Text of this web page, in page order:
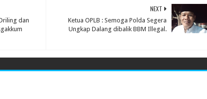
NEXT
Ketua OPLB : Semoga Polda Segera
Ungkap Dalang dibalik BBM Illegal.
dan